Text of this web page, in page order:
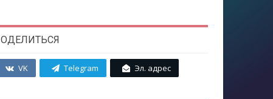
VK Telegram Эл. адрес